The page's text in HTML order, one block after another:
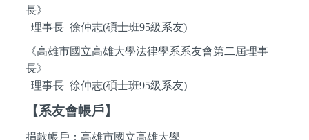
長》
理事長 徐仲志(碩士班95級系友)
《高雄市國立高雄大學法律學系系友會第二屆理事
長》
理事長 徐仲志(碩士班95級系友)
【系友會帳戶】
捐款帳戶：高雄市國立高雄大學